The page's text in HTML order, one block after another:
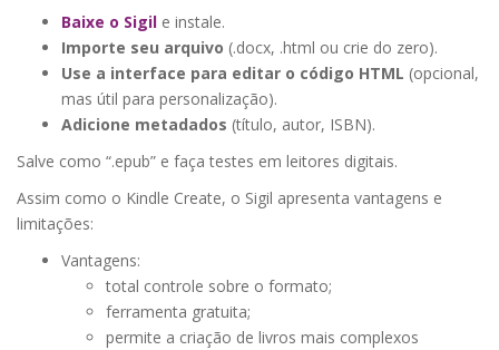
Baixe o Sigil e instale.
Importe seu arquivo (.docx, .html ou crie do zero).
Use a interface para editar o código HTML (opcional,
mas útil para personalização).
Adicione metadados (título, autor, ISBN).
Salve como “.epub” e faça testes em leitores digitais.
Assim como o Kindle Create, o Sigil apresenta vantagens e
limitações:
Vantagens:
total controle sobre o formato;
ferramenta gratuita;
permite a criação de livros mais complexos